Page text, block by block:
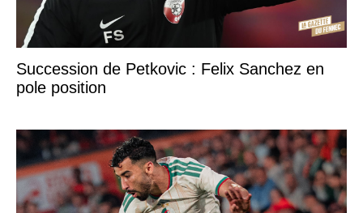
Succession de Petkovic : Felix Sanchez en
pole position